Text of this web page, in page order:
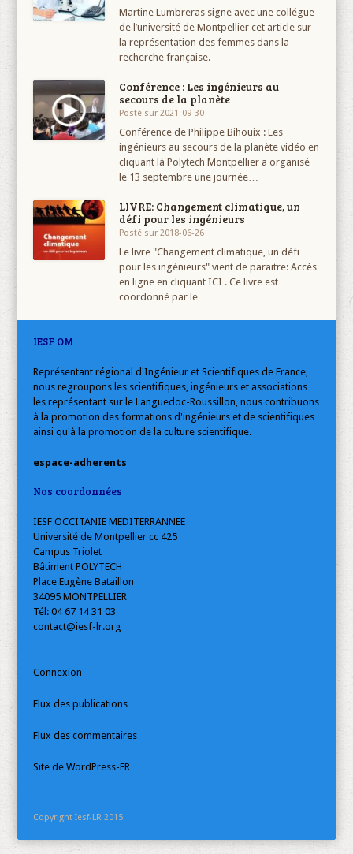
Martine Lumbreras signe avec une collégue
de l’université de Montpellier cet article sur
la représentation des femmes dans la
recherche française.
Conférence : Les ingénieurs au
secours de la planète
Posté sur 2021-09-30
Conférence de Philippe Bihouix : Les
ingénieurs au secours de la planète vidéo en
cliquant là Polytech Montpellier a organisé
le 13 septembre une journée…
LIVRE: Changement climatique, un
défi pour les ingénieurs
Posté sur 2018-06-26
Le livre "Changement climatique, un défi
pour les ingénieurs" vient de paraitre: Accès
en ligne en cliquant ICI . Ce livre est
coordonné par le…
IESF OM
Représentant régional d'Ingénieur et Scientifiques de France,
nous regroupons les scientifiques, ingénieurs et associations
les représentant sur le Languedoc-Roussillon, nous contribuons
à la promotion des formations d'ingénieurs et de scientifiques
ainsi qu'à la promotion de la culture scientifique.
espace-adherents
Nos coordonnées
IESF OCCITANIE MEDITERRANNEE
Université de Montpellier cc 425
Campus Triolet
Bâtiment POLYTECH
Place Eugène Bataillon
34095 MONTPELLIER
Tél: 04 67 14 31 03
contact@iesf-lr.org
Connexion
Flux des publications
Flux des commentaires
Site de WordPress-FR
Copyright Iesf-LR 2015